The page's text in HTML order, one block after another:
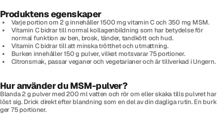
Produktens egenskaper
Varje portion om 2 g innehåller 1500 mg vitamin C och 350 mg MSM.
Vitamin C bidrar till normal kollagenbildning som har betydelse för
normal funktion av ben, brosk, tänder, tandkött och hud.
Vitamin C bidrar till att minska trötthet och utmattning.
Burken innehåller 150 g pulver, vilket motsvarar 75 portioner.
Citronsmak, passar veganer och vegetarianer och är tillverkad i Ungern.
Hur använder du MSM-pulver?
Blanda 2 g pulver med 200 ml vatten och rör om eller skaka tills pulvret har
löst sig. Drick direkt efter blandning som en del av din dagliga rutin. En burk
ger 75 portioner.